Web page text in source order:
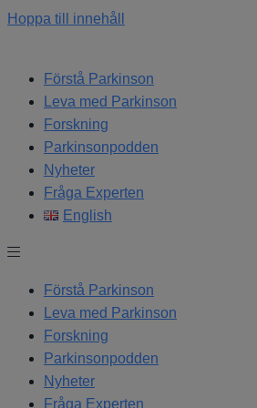
Hoppa till innehåll
Förstå Parkinson
Leva med Parkinson
Forskning
Parkinsonpodden
Nyheter
Fråga Experten
English
Förstå Parkinson
Leva med Parkinson
Forskning
Parkinsonpodden
Nyheter
Fråga Experten